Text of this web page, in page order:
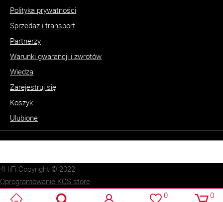
Polityka prywatności
Sprzedaż i transport
Partnerzy
Warunki gwarancji i zwrotów
Wiedza
Zarejestruj się
Koszyk
Ulubione
0 0
4HiFi Copyright © 2022
Oprogramowanie KQS.store
Realizacja:
SUCRO.pl